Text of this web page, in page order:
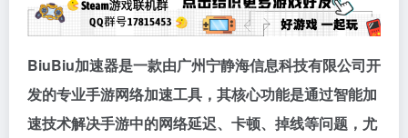
BiuBiu加速器是一款由广州宁静海信息科技有限公司开
发的专业手游网络加速工具，其核心功能是通过智能加
速技术解决手游中的网络延迟、卡顿、掉线等问题，尤